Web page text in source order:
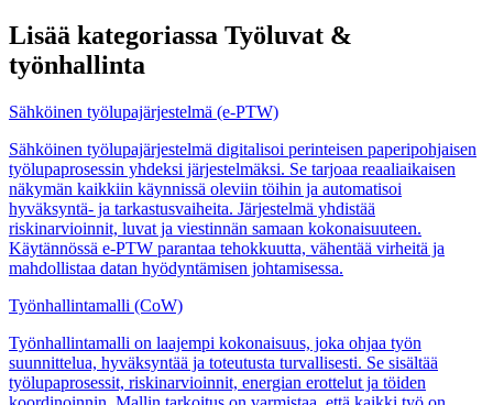
Lisää kategoriassa Työluvat &
työnhallinta
Sähköinen työlupajärjestelmä (e-PTW)
Sähköinen työlupajärjestelmä digitalisoi perinteisen paperipohjaisen
työlupaprosessin yhdeksi järjestelmäksi. Se tarjoaa reaaliaikaisen
näkymän kaikkiin käynnissä oleviin töihin ja automatisoi
hyväksyntä- ja tarkastusvaiheita. Järjestelmä yhdistää
riskinarvioinnit, luvat ja viestinnän samaan kokonaisuuteen.
Käytännössä e-PTW parantaa tehokkuutta, vähentää virheitä ja
mahdollistaa datan hyödyntämisen johtamisessa.
Työnhallintamalli (CoW)
Työnhallintamalli on laajempi kokonaisuus, joka ohjaa työn
suunnittelua, hyväksyntää ja toteutusta turvallisesti. Se sisältää
työlupaprosessit, riskinarvioinnit, energian erottelut ja töiden